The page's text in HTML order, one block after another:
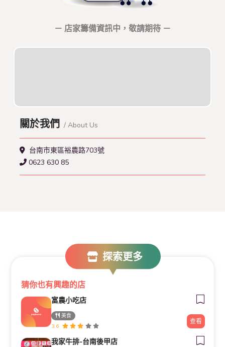
－ 店家籌備資訊中，敬請期待 －
關於我們 / About Us
台南市東區裕農路703號
0623 630 85
探索更多
猜你也有興趣的店
富農小吃店
美食
3.6
查看
我家牛排-台南後甲店